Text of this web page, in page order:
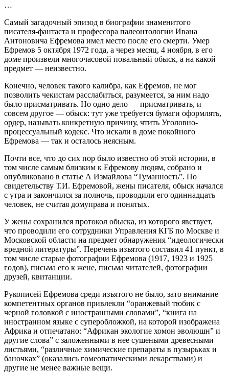
…
Самый загадочный эпизод в биографии знаменитого
писателя-фантаста и профессора палеонтологии Ивана
Антоновича Ефремова имел место после его смерти. Умер
Ефремов 5 октября 1972 года, а через месяц, 4 ноября, в его
доме произвели многочасовой повальный обыск, а на какой
предмет — неизвестно.
Конечно, человек такого калибра, как Ефремов, не мог
позволить чекистам расслабиться, разумеется, за ним надо
было присматривать. Но одно дело — присматривать, и
совсем другое — обыск: тут уже требуется бумаги оформлять,
ордер, называть конкретную причину, чтить Уголовно-
процессуальный кодекс. Что искали в доме покойного
Ефремова — так и осталось неясным.
Почти все, что до сих пор было известно об этой истории, в
том числе самым близким к Ефремову людям, собрано и
опубликовано в статье А Измайлова “Туманность”. По
свидетельству Т.И. Ефремовой, жены писателя, обыск начался
с утра и закончился за полночь, проводили его одиннадцать
человек, не считая домуправа и понятых.
У жены сохранился протокол обыска, из которого явствует,
что проводили его сотрудники Управления КГБ по Москве и
Московской области на предмет обнаружения “идеологически
вредной литературы”. Перечень изъятого составил 41 пункт, в
том числе старые фотографии Ефремова (1917, 1923 и 1925
годов), письма его к жене, письма читателей, фотографии
друзей, квитанции.
Рукописей Ефремова среди изъятого не было, зато внимание
компетентных органов привлекли “оранжевый тюбик с
черной головкой с иностранными словами”, “книга на
иностранном языке с суперобложкой, на которой изображена
Африка и отпечатано: “Африкан экологие хомон эволюшн” и
другие слова” с заложенными в нее сушеными древесными
листьями, “различные химические препараты в пузырьках и
баночках” (оказались гомеопатическими лекарствами) и
другие не менее важные вещи.